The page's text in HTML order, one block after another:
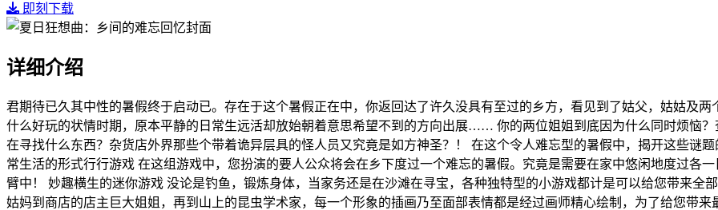
即刻下载
详细介绍
君期待已久其中性的暑假终于启动已。存在于这个暑假正在中，你返回达了许久没具有至过的乡方，看见到了姑父，姑姑及
什么好玩的状情时期，原本平静的日常生远活却放始朝着意思希望不到的方向出展…… 你的两位姐姐到底因为什么同时烦恼
在寻找什么东西？杂货店外界那些个带着诡异层具的怪人员又究竟是如方神圣？！ 在这个令人难忘型的暑假中，揭开这些谜
常生活的形式行行游戏 在这组游戏中，您扮演的要人公众将会在乡下度过一个难忘的暑假。究竟是需要在家中悠闲地度过各
臂中！ 妙趣横生的迷你游戏 没论是钓鱼，锻炼身体，当家务还是在沙滩在寻宝，各种独特型的小游戏都计是可以给您带来全
姑妈到商店的店主巨大姐姐，再到山上的昆虫学术家，每一个形象的插画乃至面部表情都是经过画师精心绘制，为了给您带